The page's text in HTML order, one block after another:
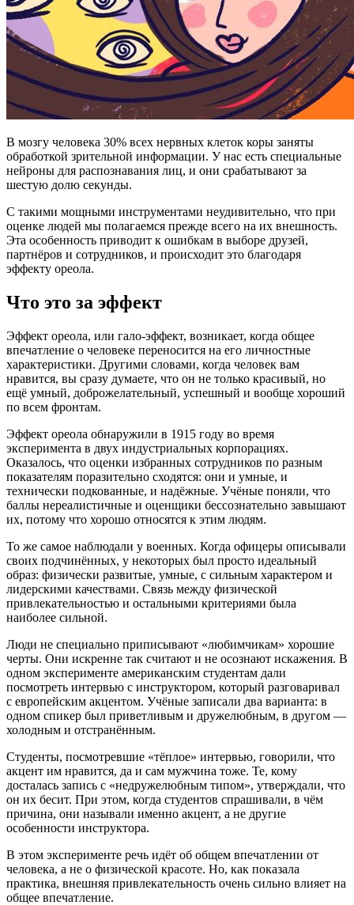
В мозгу человека 30% всех нервных клеток коры заняты
обработкой зрительной информации. У нас есть специальные
нейроны для распознавания лиц, и они срабатывают за
шестую долю секунды.
С такими мощными инструментами неудивительно, что при
оценке людей мы полагаемся прежде всего на их внешность.
Эта особенность приводит к ошибкам в выборе друзей,
партнёров и сотрудников, и происходит это благодаря
эффекту ореола.
Что это за эффект
Эффект ореола, или гало‑эффект, возникает, когда общее
впечатление о человеке переносится на его личностные
характеристики. Другими словами, когда человек вам
нравится, вы сразу думаете, что он не только красивый, но
ещё умный, доброжелательный, успешный и вообще хороший
по всем фронтам.
Эффект ореола обнаружили в 1915 году во время
эксперимента в двух индустриальных корпорациях.
Оказалось, что оценки избранных сотрудников по разным
показателям поразительно сходятся: они и умные, и
технически подкованные, и надёжные. Учёные поняли, что
баллы нереалистичные и оценщики бессознательно завышают
их, потому что хорошо относятся к этим людям.
То же самое наблюдали у военных. Когда офицеры описывали
своих подчинённых, у некоторых был просто идеальный
образ: физически развитые, умные, с сильным характером и
лидерскими качествами. Связь между физической
привлекательностью и остальными критериями была
наиболее сильной.
Люди не специально приписывают «любимчикам» хорошие
черты. Они искренне так считают и не осознают искажения. В
одном эксперименте американским студентам дали
посмотреть интервью с инструктором, который разговаривал
с европейским акцентом. Учёные записали два варианта: в
одном спикер был приветливым и дружелюбным, в другом —
холодным и отстранённым.
Студенты, посмотревшие «тёплое» интервью, говорили, что
акцент им нравится, да и сам мужчина тоже. Те, кому
досталась запись с «недружелюбным типом», утверждали, что
он их бесит. При этом, когда студентов спрашивали, в чём
причина, они называли именно акцент, а не другие
особенности инструктора.
В этом эксперименте речь идёт об общем впечатлении от
человека, а не о физической красоте. Но, как показала
практика, внешняя привлекательность очень сильно влияет на
общее впечатление.